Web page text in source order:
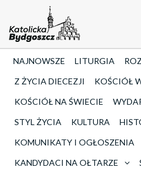
NAJNOWSZE LITURGIA
Z ŻYCIA DIECEZJI
KOŚCIÓŁ
KOŚCIÓŁ NA ŚWIECIE
STYL ŻYCIA
KULTURA
KOMUNIKATY I OGŁOSZENIA
KANDYDACI NA OŁTARZE